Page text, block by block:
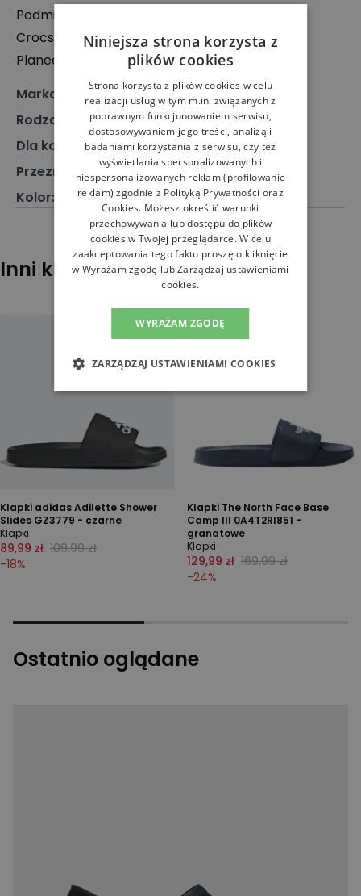
Podmiot odpowiedzialny:
Crocs Europe B.V.
Planeetbaan 4, 2132 HZ Hoofddorp, Holandia
Marka
Crocs
Rodzaj
Obuwie, Klapki
Dla kogo
Dla niego
Przeznaczenie:Klapki
Kolor: Czarny
Inni klienci sprawdzali również
Klapki adidas Adilette Shower
Slides GZ3779 - czarne
Klapki
89,99 zł 109,99 zł
-18%
Klapki The North Face Base
Camp III 0A4T2RI851 -
granatowe
Klapki
129,99 zł 169,99 zł
-24%
Ostatnio oglądane
Niniejsza strona korzysta z
plików cookies
Strona korzysta z plików cookies w celu
realizacji usług w tym m.in. związanych z
poprawnym funkcjonowaniem serwisu,
dostosowywaniem jego treści, analizą i
badaniami korzystania z serwisu, czy też
wyświetlania spersonalizowanych i
niespersonalizowanych reklam (profilowanie
reklam) zgodnie z Polityką Prywatności oraz
Cookies. Możesz określić warunki
przechowywania lub dostępu do plików
cookies w Twojej przeglądarce. W celu
zaakceptowania tego faktu proszę o kliknięcie
w Wyrażam zgodę lub Zarządzaj ustawieniami
cookies.
WYRAŻAM ZGODĘ
ZARZĄDZAJ USTAWIENIAMI COOKIES